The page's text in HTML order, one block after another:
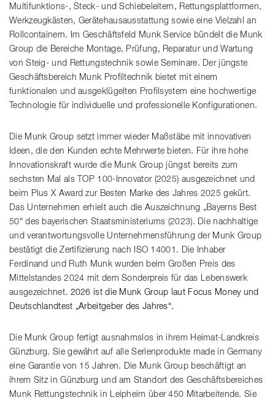
Multifunktions-, Steck- und Schiebeleitern, Rettungsplattformen,
Werkzeugkästen, Gerätehausausstattung sowie eine Vielzahl an
Rollcontainern. Im Geschäftsfeld Munk Service bündelt die Munk
Group die Bereiche Montage, Prüfung, Reparatur und Wartung
von Steig- und Rettungstechnik sowie Seminare. Der jüngste
Geschäftsbereich Munk Profiltechnik bietet mit einem
funktionalen und ausgeklügelten Profilsystem eine hochwertige
Technologie für individuelle und professionelle Konfigurationen.
Die Munk Group setzt immer wieder Maßstäbe mit innovativen
Ideen, die den Kunden echte Mehrwerte bieten. Für ihre hohe
Innovationskraft wurde die Munk Group jüngst bereits zum
sechsten Mal als TOP 100-Innovator (2025) ausgezeichnet und
beim Plus X Award zur Besten Marke des Jahres 2025 gekürt.
Das Unternehmen erhielt auch die Auszeichnung „Bayerns Best
50“ des bayerischen Staatsministeriums (2023). Die nachhaltige
und verantwortungsvolle Unternehmensführung der Munk Group
bestätigt die Zertifizierung nach ISO 14001. Die Inhaber
Ferdinand und Ruth Munk wurden beim Großen Preis des
Mittelstandes 2024 mit dem Sonderpreis für das Lebenswerk
ausgezeichnet. 2026 ist die Munk Group laut Focus Money und
Deutschlandtest „Arbeitgeber des Jahres“.
Die Munk Group fertigt ausnahmslos in ihrem Heimat-Landkreis
Günzburg. Sie gewährt auf alle Serienprodukte made in Germany
eine Garantie von 15 Jahren. Die Munk Group beschäftigt an
ihrem Sitz in Günzburg und am Standort des Geschäftsbereiches
Munk Rettungstechnik in Leipheim über 450 Mitarbeitende. Sie